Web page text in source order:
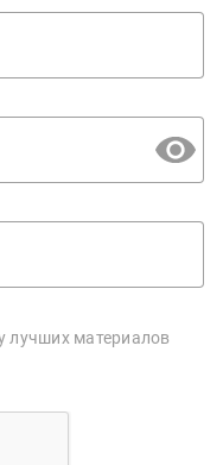
лучших материалов